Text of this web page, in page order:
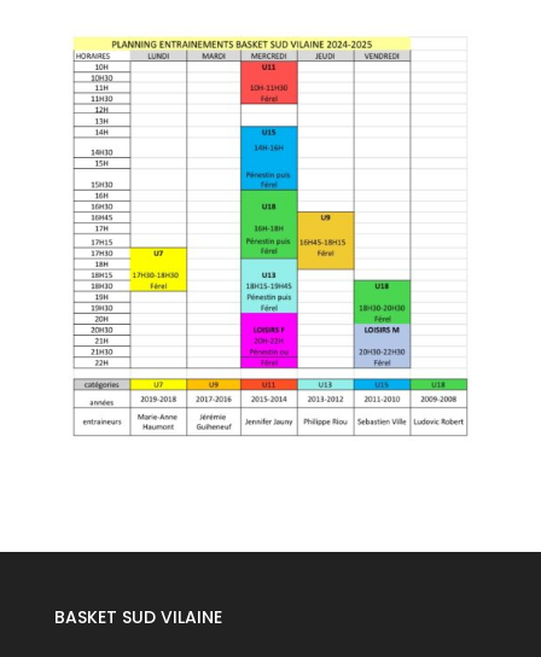
BASKET SUD VILAINE